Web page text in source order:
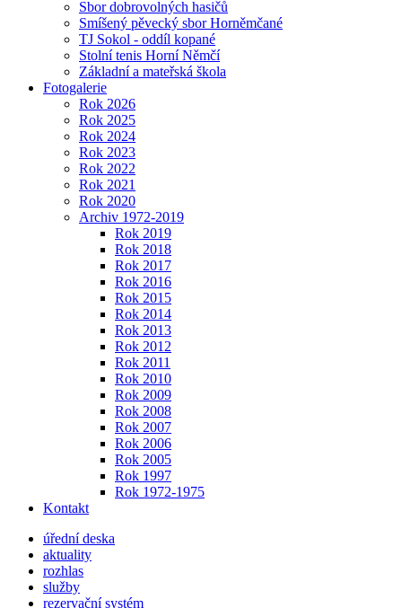
Sbor dobrovolných hasičů
Smíšený pěvecký sbor Horněmčané
TJ Sokol - oddíl kopané
Stolní tenis Horní Němčí
Základní a mateřská škola
Fotogalerie
Rok 2026
Rok 2025
Rok 2024
Rok 2023
Rok 2022
Rok 2021
Rok 2020
Archiv 1972-2019
Rok 2019
Rok 2018
Rok 2017
Rok 2016
Rok 2015
Rok 2014
Rok 2013
Rok 2012
Rok 2011
Rok 2010
Rok 2009
Rok 2008
Rok 2007
Rok 2006
Rok 2005
Rok 1997
Rok 1972-1975
Kontakt
úřední deska
aktuality
rozhlas
služby
rezervační systém